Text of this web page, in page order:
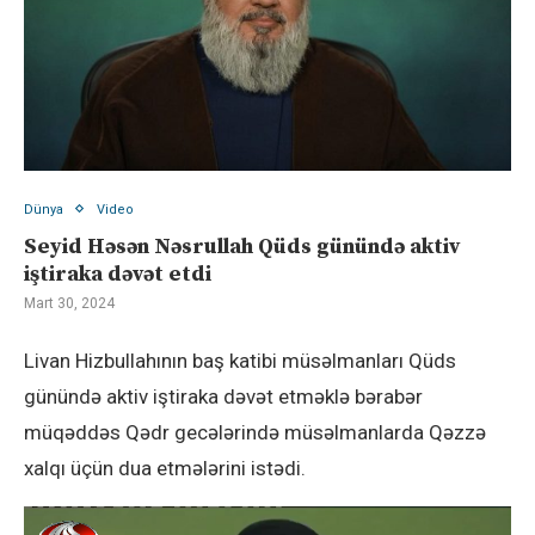
Dünya Video
Seyid Həsən Nəsrullah Qüds günündə aktiv
iştiraka dəvət etdi
Mart 30, 2024
Livan Hizbullahının baş katibi müsəlmanları Qüds
günündə aktiv iştiraka dəvət etməklə bərabər
müqəddəs Qədr gecələrində müsəlmanlarda Qəzzə
xalqı üçün dua etmələrini istədi.